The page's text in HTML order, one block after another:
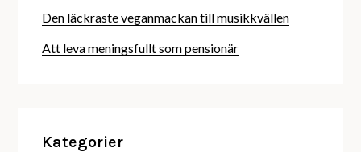
Den läckraste veganmackan till musikkvällen
Att leva meningsfullt som pensionär
Kategorier